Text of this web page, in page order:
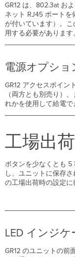
約
に
よ
る
の
り
当
て
用
す
る
具
設
置
要
そ
他
GR12 は、802.3at お
ネット RJ45 ポート
が付いています）。
用する必要があります
電源オプショ
GR12 アクセスポイン
（両方とも別売り）
れかを使用して給電で
工場出
ボタンを少なくとも 5
し、ユニットに保存
の工場出荷時の設定に
LED インジ
GR12 のユニットの前